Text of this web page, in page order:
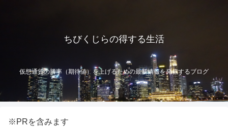
ちびくじらの得する生活
仮想通貨の勝率（期待値）を上げるための最新情報を発信するブログ
※PRを含みます